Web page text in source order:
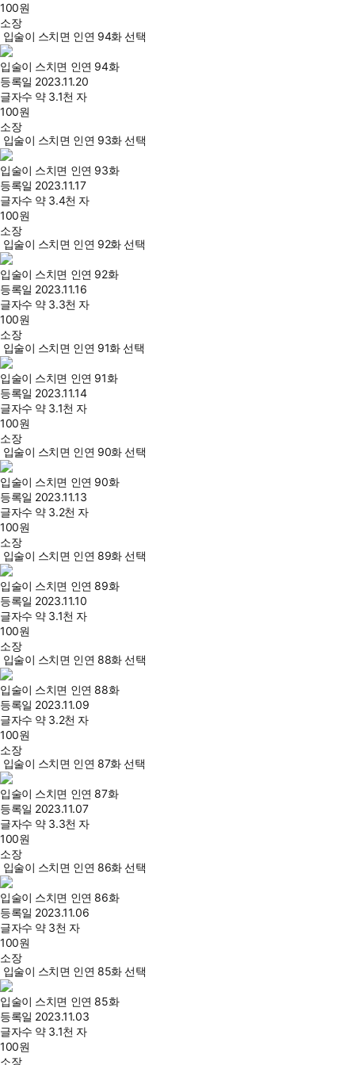
100원
소장
입술이 스치면 인연 94화 선택
입술이 스치면 인연 94화
등록일 2023.11.20
글자수 약 3.1천 자
100원
소장
입술이 스치면 인연 93화 선택
입술이 스치면 인연 93화
등록일 2023.11.17
글자수 약 3.4천 자
100원
소장
입술이 스치면 인연 92화 선택
입술이 스치면 인연 92화
등록일 2023.11.16
글자수 약 3.3천 자
100원
소장
입술이 스치면 인연 91화 선택
입술이 스치면 인연 91화
등록일 2023.11.14
글자수 약 3.1천 자
100원
소장
입술이 스치면 인연 90화 선택
입술이 스치면 인연 90화
등록일 2023.11.13
글자수 약 3.2천 자
100원
소장
입술이 스치면 인연 89화 선택
입술이 스치면 인연 89화
등록일 2023.11.10
글자수 약 3.1천 자
100원
소장
입술이 스치면 인연 88화 선택
입술이 스치면 인연 88화
등록일 2023.11.09
글자수 약 3.2천 자
100원
소장
입술이 스치면 인연 87화 선택
입술이 스치면 인연 87화
등록일 2023.11.07
글자수 약 3.3천 자
100원
소장
입술이 스치면 인연 86화 선택
입술이 스치면 인연 86화
등록일 2023.11.06
글자수 약 3천 자
100원
소장
입술이 스치면 인연 85화 선택
입술이 스치면 인연 85화
등록일 2023.11.03
글자수 약 3.1천 자
100원
소장